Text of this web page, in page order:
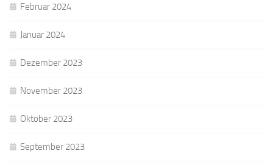
Februar 2024
Januar 2024
Dezember 2023
November 2023
Oktober 2023
September 2023